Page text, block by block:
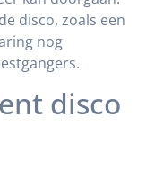
disco, zoals een
nog
disco